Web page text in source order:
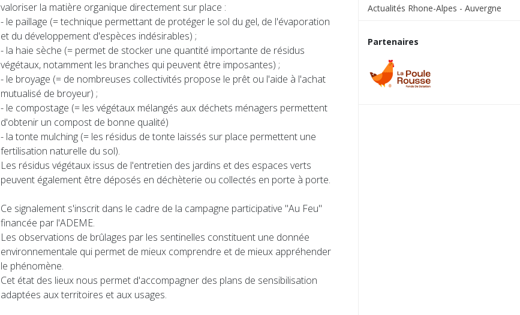
valoriser la matière organique directement sur place :
- le paillage (= technique permettant de protéger le sol du gel, de l'évaporation
et du développement d'espèces indésirables) ;
- la haie sèche (= permet de stocker une quantité importante de résidus
végétaux, notamment les branches qui peuvent être imposantes) ;
- le broyage (= de nombreuses collectivités propose le prêt ou l'aide à l'achat
mutualisé de broyeur) ;
- le compostage (= les végétaux mélangés aux déchets ménagers permettent
d'obtenir un compost de bonne qualité)
- la tonte mulching (= les résidus de tonte laissés sur place permettent une
fertilisation naturelle du sol).
Les résidus végétaux issus de l'entretien des jardins et des espaces verts
peuvent également être déposés en déchèterie ou collectés en porte à porte.
Ce signalement s'inscrit dans le cadre de la campagne participative "Au Feu"
financée par l'ADEME.
Les observations de brûlages par les sentinelles constituent une donnée
environnementale qui permet de mieux comprendre et de mieux appréhender
le phénomène.
Cet état des lieux nous permet d'accompagner des plans de sensibilisation
adaptées aux territoires et aux usages.
Actualités Rhone-Alpes - Auvergne
Partenaires